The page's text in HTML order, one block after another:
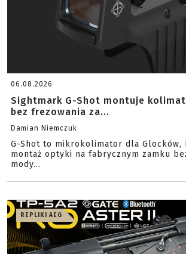
06.08.2026
Sightmark G-Shot montuje
bez frezowania za...
Damian Niemczuk
G-Shot to mikrokolimator dla Glocków,
montaż optyki na fabrycznym zamku
mody...
REPLIKI AEG